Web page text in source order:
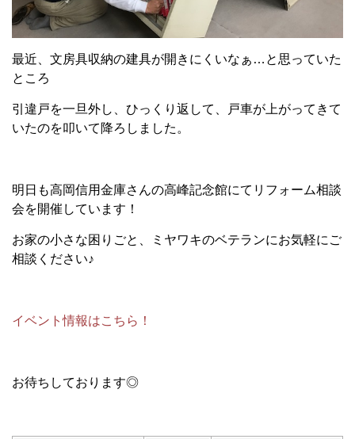
最近、文房具収納の建具が開きにくいなぁ…と思っていた
ところ
引違戸を一旦外し、ひっくり返して、戸車が上がってきて
いたのを叩いて降ろしました。
明日も高岡信用金庫さんの高峰記念館にてリフォーム相談
会を開催しています！
お家の小さな困りごと、ミヤワキのベテランにお気軽にご
相談ください♪
イベント情報はこちら！
お待ちしております◎